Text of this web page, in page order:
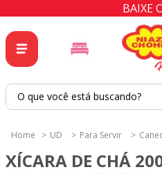
BAIXE
O que você está buscando?
UD Para Servir
XÍCARA DE CHÁ
2º
tapete